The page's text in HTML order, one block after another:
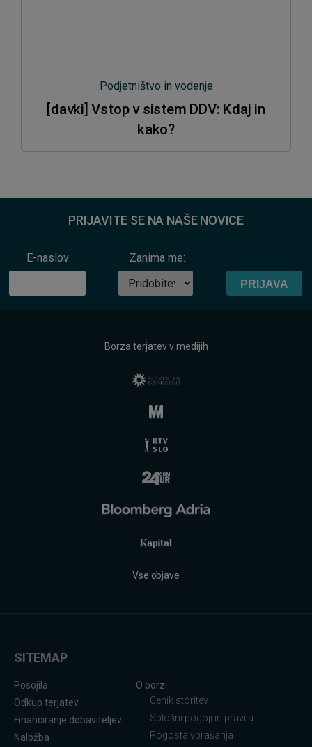
Podjetništvo in vodenje
[davki] Vstop v sistem DDV: Kdaj in
kako?
PRIJAVITE SE NA NAŠE NOVICE
E-naslov: Zanima me:
Borza terjatev v medijih
Vse objave
SITEMAP
Posojila
Odkup terjatev
Financiranje dobaviteljev
Naložba
O borzi
Cenik storitev
Splošni pogoji in pravila
Pogosta vprašanja